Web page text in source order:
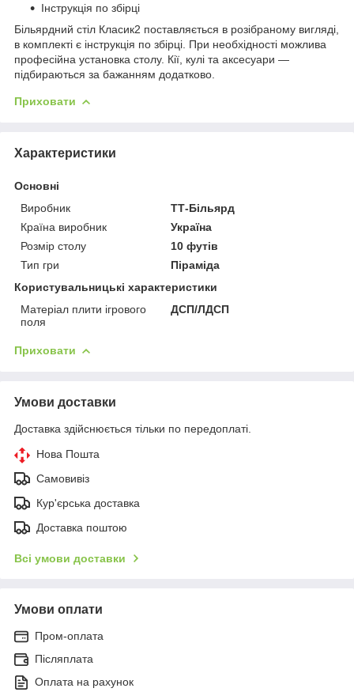
Інструкція по збірці
Більярдний стіл Класик2 поставляється в розібраному вигляді,
в комплекті є інструкція по збірці. При необхідності можлива
професійна установка столу. Кії, кулі та аксесуари —
підбираються за бажанням додатково.
Приховати
Характеристики
Основні
Виробник
ТТ-Більярд
Країна виробник
Україна
Розмір столу
10 футів
Тип гри
Піраміда
Користувальницькі характеристики
Матеріал плити ігрового
поля
ДСП/ЛДСП
Приховати
Умови доставки
Доставка здійснюється тільки по передоплаті.
Нова Пошта
Самовивіз
Кур'єрська доставка
Доставка поштою
Всі умови доставки
Умови оплати
Пром-оплата
Післяплата
Оплата на рахунок